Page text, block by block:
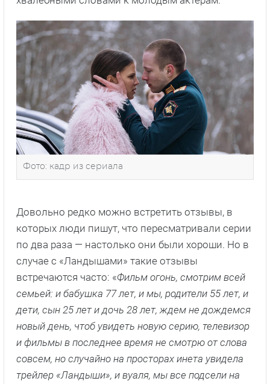
Фото: кадр из сериала
Довольно редко можно встретить отзывы, в
которых люди пишут, что пересматривали серии
по два раза — настолько они были хороши. Но в
случае с «Ландышами» такие отзывы
встречаются часто: «Фильм огонь, смотрим всей
семьей: и бабушка 77 лет, и мы, родители 55 лет, и
дети, сын 25 лет и дочь 28 лет, ждем не дождемся
новый день, чтоб увидеть новую серию, телевизор
и фильмы в последнее время не смотрю от слова
совсем, но случайно на просторах инета увидела
трейлер «Ландыши», и вуаля, мы все подсели на